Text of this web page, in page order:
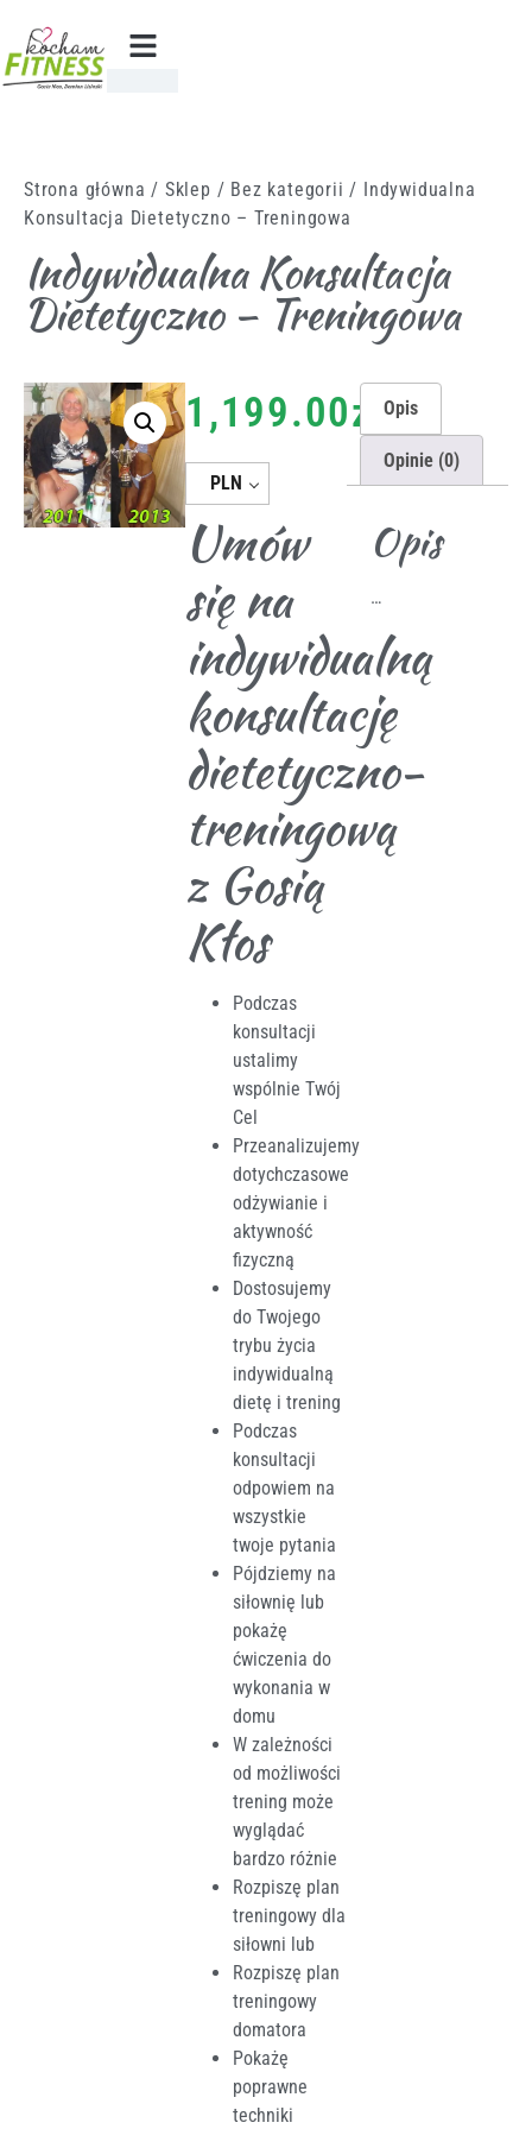
Strona główna / Sklep / Bez kategorii / Indywidualna
Konsultacja Dietetyczno – Treningowa
Indywidualna Konsultacja
Dietetyczno – Treningowa
1,199.00zł
PLN
Umów
się na
indywidualną
konsultację
dietetyczno-
treningową
z Gosią
Kłos
Podczas
konsultacji
ustalimy
wspólnie Twój
Cel
Przeanalizujemy
dotychczasowe
odżywianie i
aktywność
fizyczną
Dostosujemy
do Twojego
trybu życia
indywidualną
dietę i trening
Podczas
konsultacji
odpowiem na
wszystkie
twoje pytania
Pójdziemy na
siłownię lub
pokażę
ćwiczenia do
wykonania w
domu
W zależności
od możliwości
trening może
wyglądać
bardzo różnie
Rozpiszę plan
treningowy dla
siłowni lub
Rozpiszę plan
treningowy
domatora
Pokażę
poprawne
techniki
Opis
Opinie (0)
Opis
…